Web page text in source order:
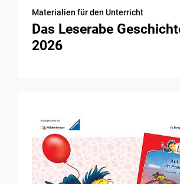
Materialien für den Unterricht
Das Leserabe
2026